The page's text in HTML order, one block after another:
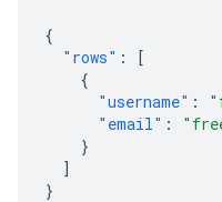
{
"rows" :
[
{
"username" :
"email" :
}
]
}